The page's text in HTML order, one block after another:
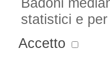
statistici e
Accetto